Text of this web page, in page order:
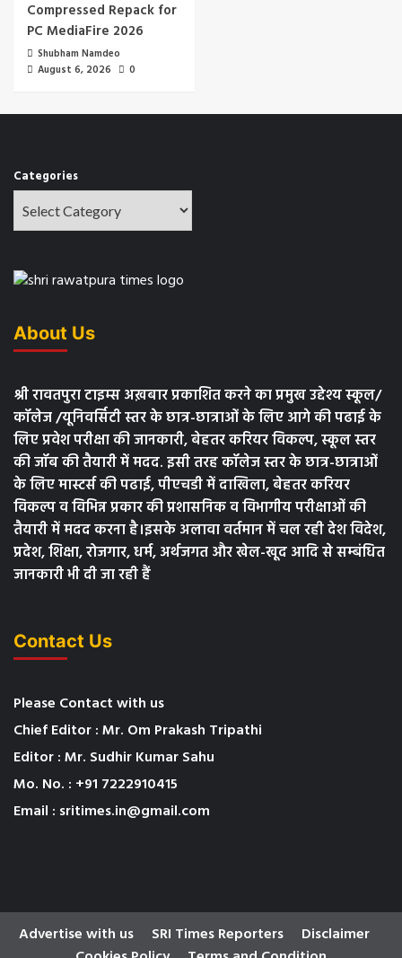
Compressed Repack for
PC MediaFire 2026
Shubham Namdeo
August 6, 2026
0
Categories
About Us
श्री रावतपुरा टाइम्स अख़बार प्रकाशित करने का प्रमुख उद्देश्य स्कूल/
कॉलेज /यूनिवर्सिटी स्तर के छात्र-छात्राओं के लिए आगे की पढाई के
लिए प्रवेश परीक्षा की जानकारी, बेहतर करियर विकल्प, स्कूल स्तर
की जॉब की तैयारी में मदद. इसी तरह कॉलेज स्तर के छात्र-छात्राओं
के लिए मास्टर्स की पढाई, पीएचडी में दाखिला, बेहतर करियर
विकल्प व विभिन्न प्रकार की प्रशासनिक व विभागीय परीक्षाओं की
तैयारी में मदद करना है।इसके अलावा वर्तमान में चल रही देश विदेश,
प्रदेश, शिक्षा, रोजगार, धर्म, अर्थजगत और खेल-खूद आदि से सम्बंधित
जानकारी भी दी जा रही हैं
Contact Us
Please Contact with us
Chief Editor : Mr. Om Prakash Tripathi
Editor : Mr. Sudhir Kumar Sahu
Mo. No. : +91 7222910415
Email : sritimes.in@gmail.com
Advertise with us SRI Times Reporters
Disclaimer